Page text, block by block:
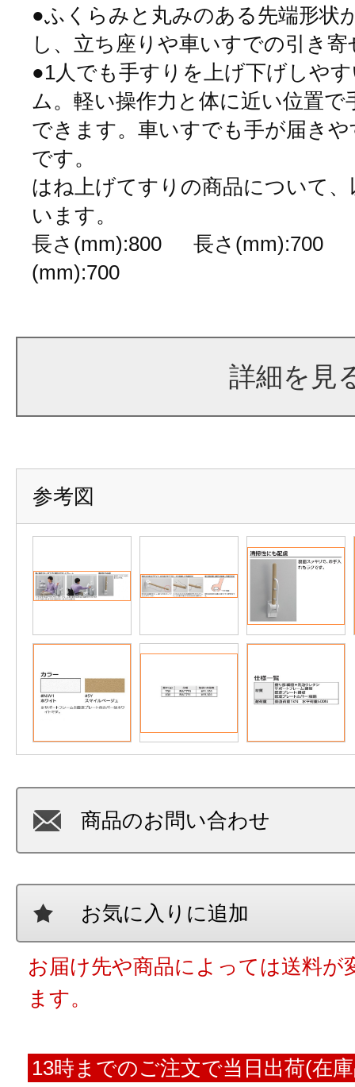
●ふくらみと丸みのある先端形状
し、立ち座りや車いすでの引き
●1人でも手すりを上げ下げしや
ム。軽い操作力と体に近い位置
できます。車いすでも手が届き
です。
はね上げてすりの商品について
います。
長さ(mm):800 長さ(mm):700
(mm):700
詳細を見
参考図
商品のお問い合わせ
お気に入りに追加
お届け先や商品によっては送料が
ます。
13時までのご注文で当日出荷(在